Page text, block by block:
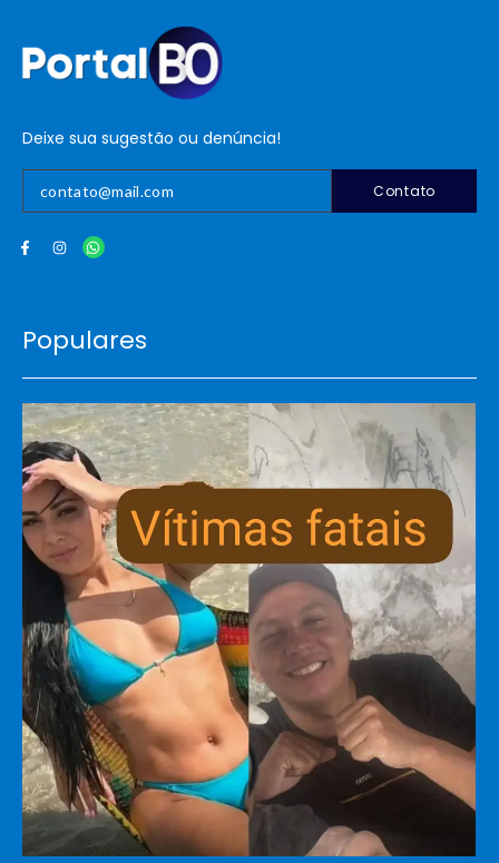
Deixe sua sugestão ou denúncia!
Contato
Populares